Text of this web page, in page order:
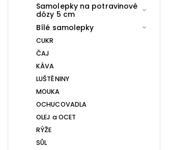
Samolepky na potravinové
dózy 5 cm
Bílé samolepky
CUKR
ČAJ
KÁVA
LUŠTĚNINY
MOUKA
OCHUCOVADLA
OLEJ a OCET
RÝŽE
SŮL